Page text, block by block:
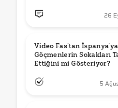
26
Video Fas’tan
Göçmenlerin Sokakları
Ettiğini mi Gösteriyor?
5